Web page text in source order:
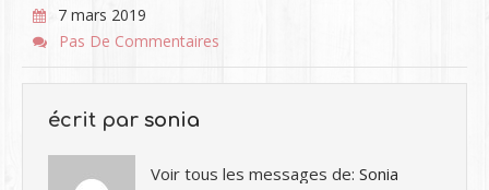
7 mars 2019
Pas De Commentaires
écrit par sonia
Voir tous les messages de: Sonia